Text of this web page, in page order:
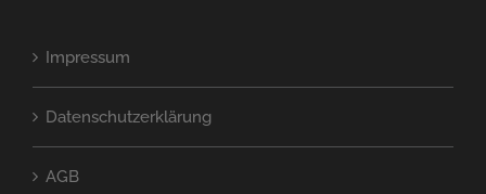
Impressum
Datenschutzerklärung
AGB